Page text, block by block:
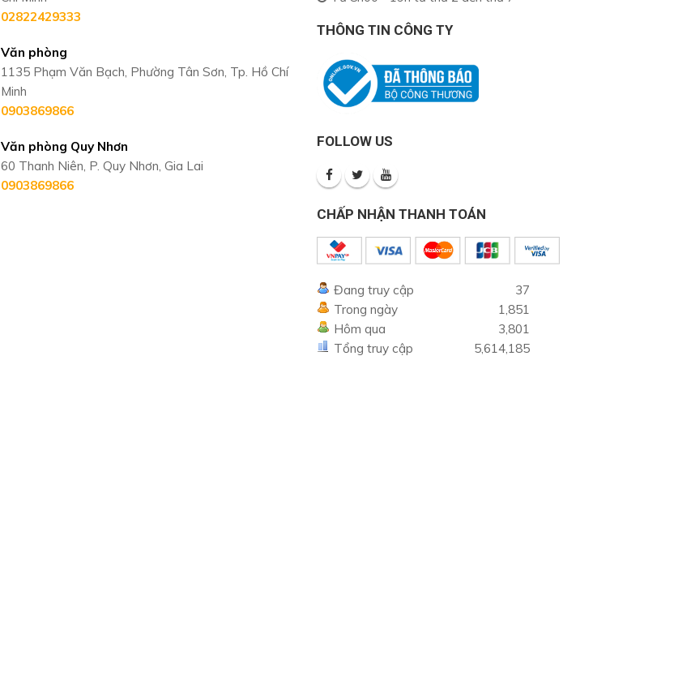
02822429333
Văn phòng
1135 Phạm Văn Bạch, Phường Tân Sơn, Tp. Hồ Chí
Minh
0903869866
Văn phòng Quy Nhơn
60 Thanh Niên, P. Quy Nhơn, Gia Lai
0903869866
THÔNG TIN CÔNG TY
FOLLOW US
CHẤP NHẬN THANH TOÁN
Đang truy cập
37
Trong ngày
1,851
Hôm qua
3,801
Tổng truy cập
5,614,185